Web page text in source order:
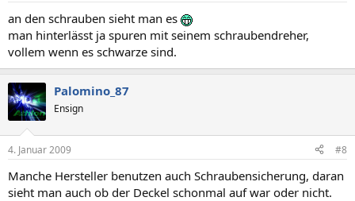
an den schrauben sieht man es
man hinterlässt ja spuren mit seinem schraubendreher,
vollem wenn es schwarze sind.
Palomino_87
Ensign
4. Januar 2009 #8
Manche Hersteller benutzen auch Schraubensicherung, daran
sieht man auch ob der Deckel schonmal auf war oder nicht.